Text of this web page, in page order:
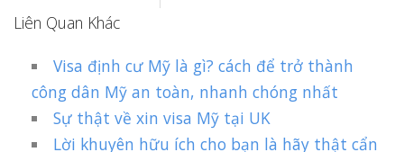
Liên Quan Khác
Visa định cư Mỹ là gì? cách để trở thành
công dân Mỹ an toàn, nhanh chóng nhất
Sự thật về xin visa Mỹ tại UK
Lời khuyên hữu ích cho bạn là hãy thật cẩn